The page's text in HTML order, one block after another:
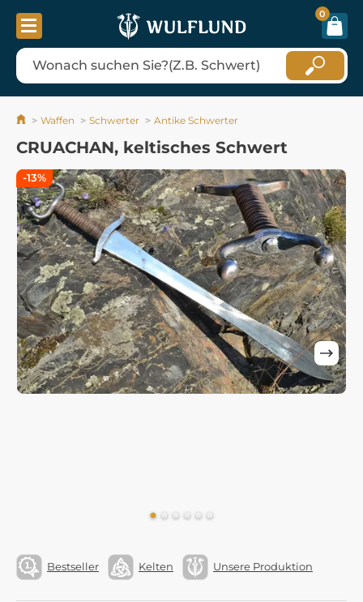
0
Waffen Schwerter Antike Schwerter
CRUACHAN, keltisches Schwert
Bestseller Kelten Unsere Produktion
-13%